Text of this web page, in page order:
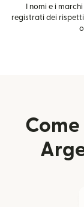
I nomi e i
registrati dei